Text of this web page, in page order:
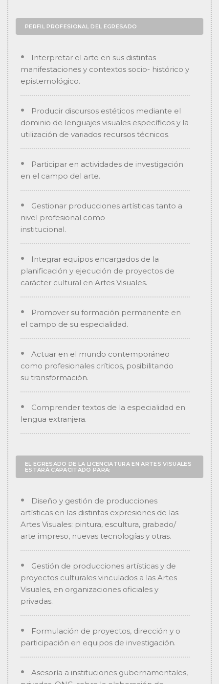
PERFIL PROFESIONAL DEL EGRESADO
Interpretar el arte en sus distintas
manifestaciones y contextos socio- histórico y
epistemológico.
Producir discursos estéticos mediante el
dominio de lenguajes visuales específicos y la
utilización de variados recursos técnicos.
Participar en actividades de investigación
en el campo del arte.
Gestionar producciones artísticas tanto a
nivel profesional como
institucional.
Integrar equipos encargados de la
planificación y ejecución de proyectos de
carácter cultural en Artes Visuales.
Promover su formación permanente en
el campo de su especialidad.
Actuar en el mundo contemporáneo
como profesionales críticos, posibilitando
su transformación.
Comprender textos de la especialidad en
lengua extranjera.
EL EGRESADO DE LA LICENCIATURA EN ARTES VISUALES
ESTARÁ CAPACITADO PARA:
Diseño y gestión de producciones
artísticas en las distintas expresiones de las
Artes Visuales: pintura, escultura, grabado/
arte impreso, nuevas tecnologías y otras.
Gestión de producciones artísticas y de
proyectos culturales vinculados a las Artes
Visuales, en organizaciones oficiales y
privadas.
Formulación de proyectos, dirección y o
participación en equipos de investigación.
Asesoría a instituciones gubernamentales,